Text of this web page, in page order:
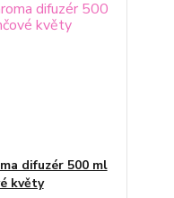
difuzér 500 ml
květy